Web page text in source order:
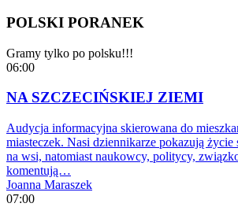
POLSKI PORANEK
Gramy tylko po polsku!!!
06:00
NA SZCZECIŃSKIEJ ZIEMI
Audycja informacyjna skierowana do
miasteczek. Nasi dziennikarze pokazują życie
na wsi, natomiast naukowcy, politycy,
komentują…
Joanna Maraszek
07:00